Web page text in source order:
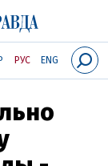
РУС ENG